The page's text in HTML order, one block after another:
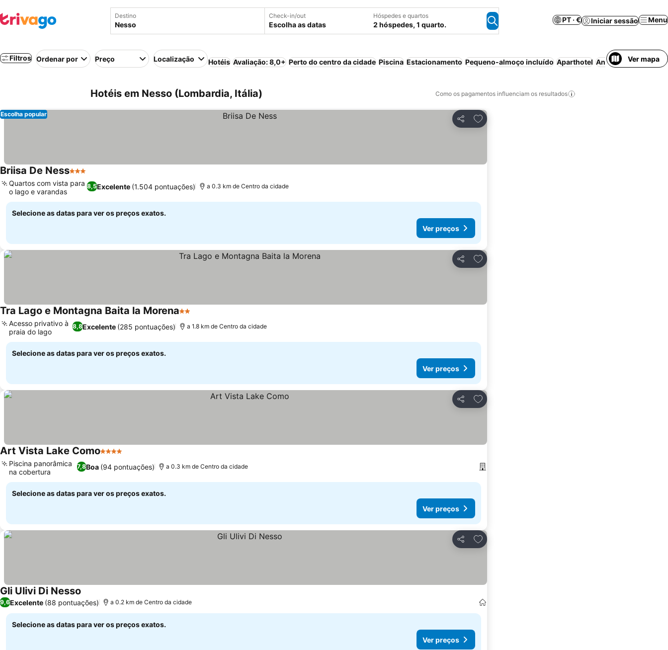
Destino Check-in/out
Escolha as datas
Hóspedes e quartos
2 hóspedes, 1 quarto.
PT · € Iniciar sessão Menu
Filtros Ordenar por Preço Localização Hotéis Avaliação: 8,0+ Perto do centro da cidade Piscina Estacionamento Pequeno-almoço incluído Aparthotel Animais permitidos
Ver mapa
Hotéis em Nesso (Lombardia, Itália) Como os pagamentos influenciam os resultados
Partilhar
Adicionar aos favoritos
Escolha popular
Briisa De Ness3 Estrelas
8,5Excelente (1.504 pontuações)
Quartos com vista para
o lago e varandas
a 0.3 km de Centro da cidade
Selecione as datas para ver os preços exatos.
Ver preços
Partilhar
Adicionar aos favoritos
Tra Lago e Montagna Baita la Morena2 Estrelas
8,8Excelente (285 pontuações)
Acesso privativo à
praia do lago
a 1.8 km de Centro da cidade
Selecione as datas para ver os preços exatos.
Ver preços
Partilhar
Adicionar aos favoritos
Art Vista Lake Como4 Estrelas
7,8Boa (94 pontuações)
Piscina panorâmica
na cobertura
a 0.3 km de Centro da cidade
Selecione as datas para ver os preços exatos.
Ver preços
Partilhar
Adicionar aos favoritos
Gli Ulivi Di Nesso Ver preços
9,6Excelente (88 pontuações) a 0.2 km de Centro da cidade
Selecione as datas para ver os preços exatos.
Ver preços